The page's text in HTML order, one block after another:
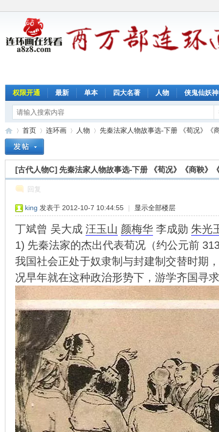
权限开通 最新 单本 四大名著 人物 侠鬼仙妖神
»
首页
›
连环画
›
人物
›
先秦法家人物故事选-下册 《荀况》《
[古代人物C] 先秦法家人物故事选-下册 《荀况》《商鞅》
回复
king 发表于 2012-10-7 10:44:55 | 显示全部楼层
丁斌曾 吴大成 汪玉山 颜梅华李成勋 朱光
1) 先秦法家的杰出代表荀况（约公元前
我国社会正处于奴隶制与封建制交替时期
况早年就在这种政治形势下，游学齐国寻